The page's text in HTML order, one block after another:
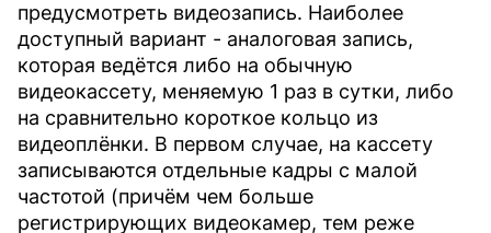
предусмотреть видеозапись. Наиболее
доступный вариант - аналоговая запись,
которая ведётся либо на обычную
видеокассету, меняемую 1 раз в сутки, либо
на сравнительно короткое кольцо из
видеоплёнки. В первом случае, на кассету
записываются отдельные кадры с малой
частотой (причём чем больше
регистрирующих видеокамер, тем реже